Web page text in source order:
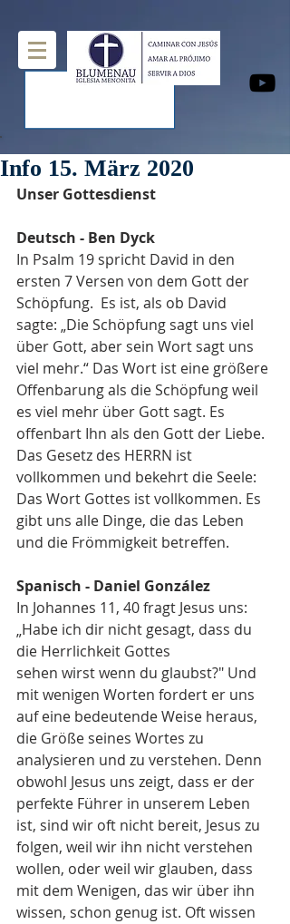
Info 15. März 2020
Unser Gottesdienst
Deutsch - Ben Dyck
In Psalm 19 spricht David in den
ersten 7 Versen von dem Gott der
Schöpfung.  Es ist, als ob David
sagte: „Die Schöpfung sagt uns viel
über Gott, aber sein Wort sagt uns
viel mehr.“ Das Wort ist eine größere
Offenbarung als die Schöpfung weil
es viel mehr über Gott sagt. Es
offenbart Ihn als den Gott der Liebe.
Das Gesetz des HERRN ist
vollkommen und bekehrt die Seele:
Das Wort Gottes ist vollkommen. Es
gibt uns alle Dinge, die das Leben
und die Frömmigkeit betreffen.
Spanisch - Daniel González
In Johannes 11, 40 fragt Jesus uns:
„Habe ich dir nicht gesagt, dass du
die Herrlichkeit Gottes
sehen wirst wenn du glaubst?" Und
mit wenigen Worten fordert er uns
auf eine bedeutende Weise heraus,
die Größe seines Wortes zu
analysieren und zu verstehen. Denn
obwohl Jesus uns zeigt, dass er der
perfekte Führer in unserem Leben
ist, sind wir oft nicht bereit, Jesus zu
folgen, weil wir ihn nicht verstehen
wollen, oder weil wir glauben, dass
mit dem Wenigen, das wir über ihn
wissen, schon genug ist. Oft wissen